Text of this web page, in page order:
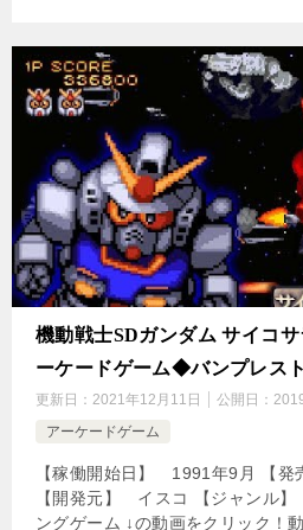
機動戦士SDガンダム サイコ
ーケードゲーム◆バンプレスト
更新日： 2021年12月11日 公開日：
アーケードゲーム
【稼働開始日】 1991年9月 【
【開発元】 イスコ 【ジャンル
ングゲーム ↓の動画をクリック！